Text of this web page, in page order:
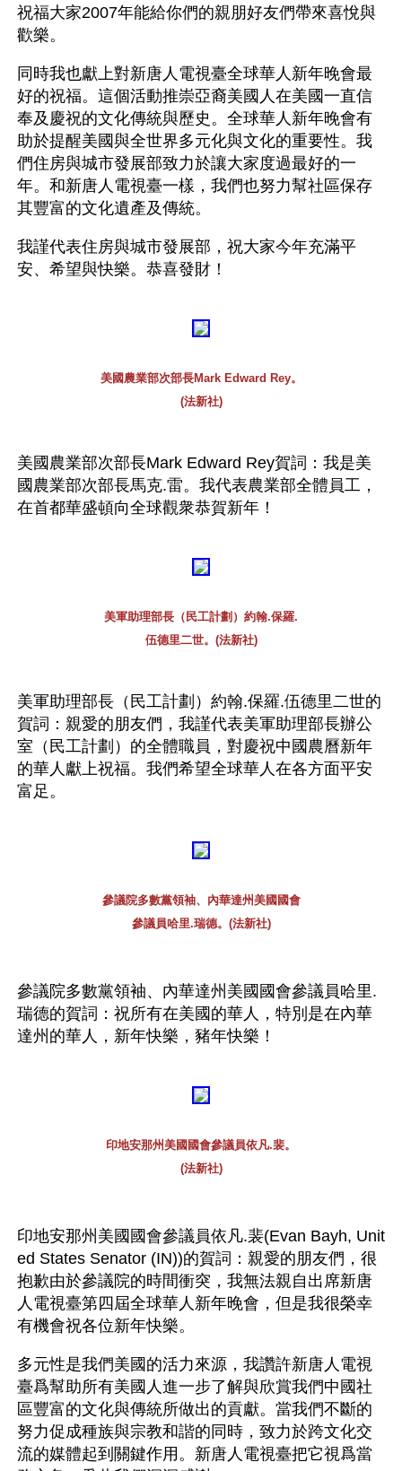
祝福大家2007年能給你們的親朋好友們帶來喜悅與
歡樂。
同時我也獻上對新唐人電視臺全球華人新年晚會最
好的祝福。這個活動推崇亞裔美國人在美國一直信
奉及慶祝的文化傳統與歷史。全球華人新年晚會有
助於提醒美國與全世界多元化與文化的重要性。我
們住房與城市發展部致力於讓大家度過最好的一
年。和新唐人電視臺一樣，我們也努力幫社區保存
其豐富的文化遺產及傳統。
我謹代表住房與城市發展部，祝大家今年充滿平
安、希望與快樂。恭喜發財！
美國農業部次部長Mark Edward Rey。
(法新社)
美國農業部次部長Mark Edward Rey賀詞：我是美
國農業部次部長馬克.雷。我代表農業部全體員工，
在首都華盛頓向全球觀衆恭賀新年！
美軍助理部長（民工計劃）約翰.保羅.
伍德里二世。(法新社)
美軍助理部長（民工計劃）約翰.保羅.伍德里二世的
賀詞：親愛的朋友們，我謹代表美軍助理部長辦公
室（民工計劃）的全體職員，對慶祝中國農曆新年
的華人獻上祝福。我們希望全球華人在各方面平安
富足。
參議院多數黨領袖、內華達州美國國會
參議員哈里.瑞德。(法新社)
參議院多數黨領袖、內華達州美國國會參議員哈里.
瑞德的賀詞：祝所有在美國的華人，特別是在內華
達州的華人，新年快樂，豬年快樂！
印地安那州美國國會參議員依凡.裴。
(法新社)
印地安那州美國國會參議員依凡.裴(Evan Bayh, Unit
ed States Senator (IN))的賀詞：親愛的朋友們，很
抱歉由於參議院的時間衝突，我無法親自出席新唐
人電視臺第四屆全球華人新年晚會，但是我很榮幸
有機會祝各位新年快樂。
多元性是我們美國的活力來源，我讚許新唐人電視
臺爲幫助所有美國人進一步了解與欣賞我們中國社
區豐富的文化與傳統所做出的貢獻。當我們不斷的
努力促成種族與宗教和諧的同時，致力於跨文化交
流的媒體起到關鍵作用。新唐人電視臺把它視爲當